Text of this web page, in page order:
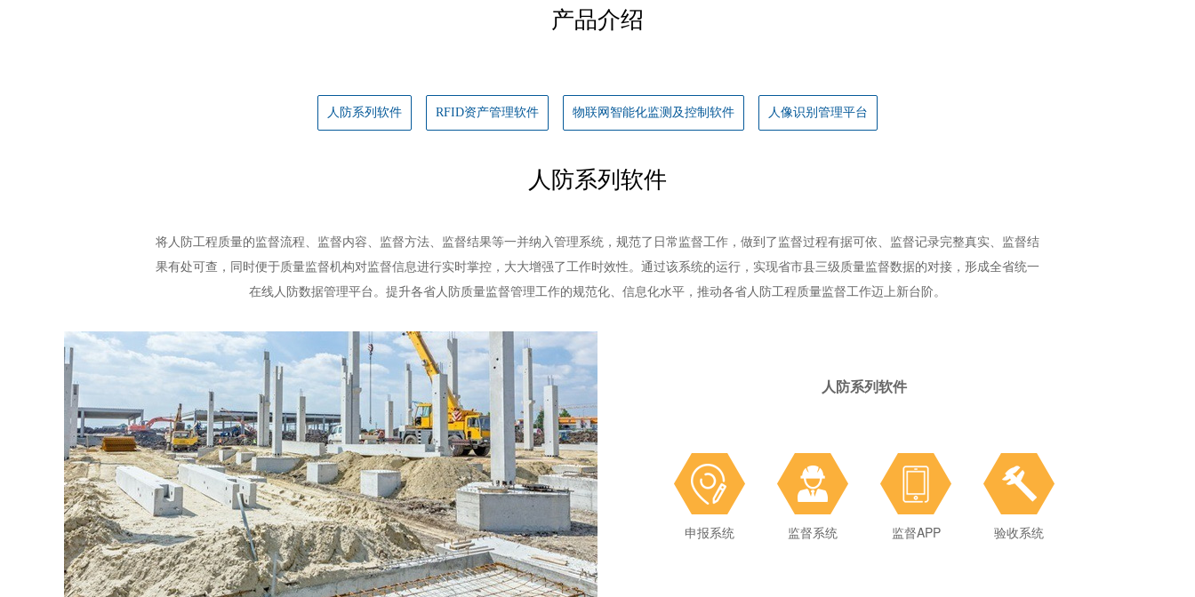
产品介绍
人防系列软件 RFID资产管理软件 物联网智能化监测及控制软件 人像识别管理平台
人防系列软件
将人防工程质量的监督流程、监督内容、监督方法、监督结果等一并纳入管理系统，规范了日常监督工作，做到了监督过程有据可依、监督记录完整真实、监督结
果有处可查，同时便于质量监督机构对监督信息进行实时掌控，大大增强了工作时效性。通过该系统的运行，实现省市县三级质量监督数据的对接，形成全省统一
在线人防数据管理平台。提升各省人防质量监督管理工作的规范化、信息化水平，推动各省人防工程质量监督工作迈上新台阶。
人防系列软件
申报系统
申报系统 监督系统
监督系统 监督APP
监督APP 验收系统
验收系统